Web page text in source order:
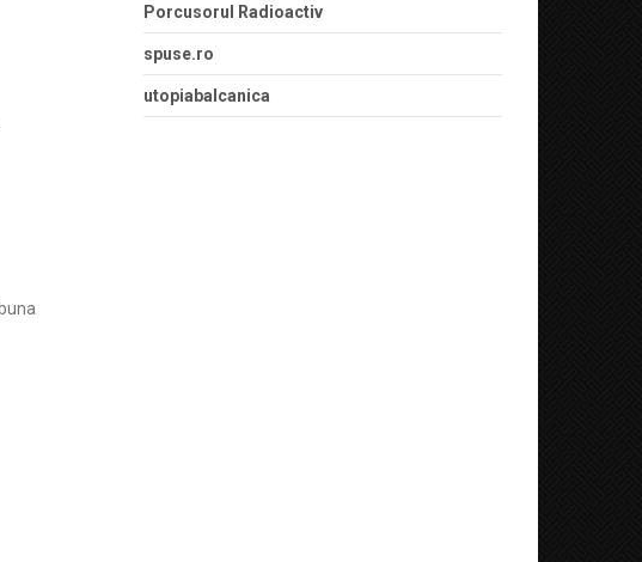
Porcusorul Radioactiv
spuse.ro
utopiabalcanica